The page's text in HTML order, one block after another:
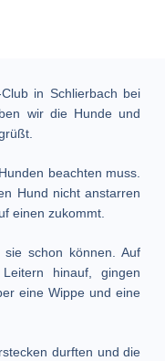
in Schlierbach bei
wir die Hunde und
beachten muss.
Hund nicht anstarren
einen zukommt.
schon können. Auf
hinauf, gingen
eine Wippe und eine
durften und die